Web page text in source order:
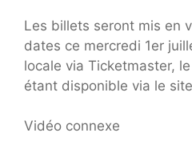
Les billets seront mis en
dates ce mercredi 1er
locale via Ticketmaster,
étant disponible via le
Vidéo connexe